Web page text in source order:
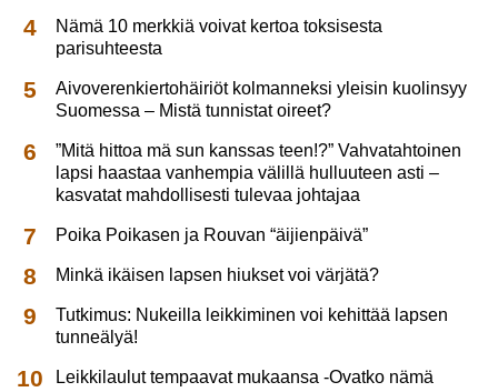
Nämä 10 merkkiä voivat kertoa toksisesta
parisuhteesta
Aivoverenkiertohäiriöt kolmanneksi yleisin kuolinsyy
Suomessa – Mistä tunnistat oireet?
”Mitä hittoa mä sun kanssas teen!?” Vahvatahtoinen
lapsi haastaa vanhempia välillä hulluuteen asti –
kasvatat mahdollisesti tulevaa johtajaa
Poika Poikasen ja Rouvan “äijienpäivä”
Minkä ikäisen lapsen hiukset voi värjätä?
Tutkimus: Nukeilla leikkiminen voi kehittää lapsen
tunneälyä!
Leikkilaulut tempaavat mukaansa -Ovatko nämä